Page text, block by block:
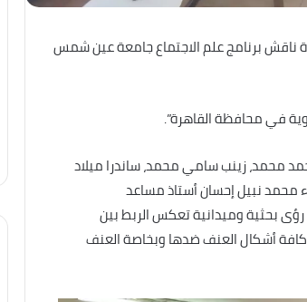
ناقش برنامج علم الاجتماع جامعة عين شمس
في محافظة القاهرة”.
محمد، زينب سامي محمد، ساندرا ميلاد
نبيل إحسان أستاذ مساعد
بحثية وميدانية تعكس الربط بين
كافة أشكال العنف ضدها وبخاصة العنف